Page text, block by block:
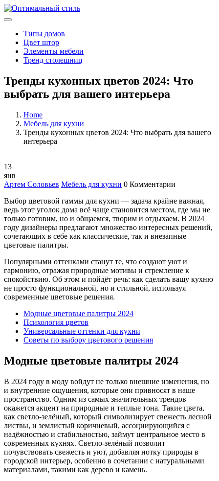
Типы домов
Цвет штор
Элементы мебели
Тренд столешниц
Тренды кухонных цветов 2024: Что
выбрать для вашего интерьера
Home
Мебель для кухни
Тренды кухонных цветов 2024: Что выбрать для вашего
интерьера
13
янв
Артем Соловьев Мебель для кухни 0 Комментарии
Выбор цветовой гаммы для кухни — задача крайне важная,
ведь этот уголок дома всё чаще становится местом, где мы не
только готовим, но и общаемся, творим и отдыхаем. В 2024
году дизайнеры предлагают множество интересных решений,
сочетающих в себе как классические, так и внезапные
цветовые палитры.
Популярными оттенками станут те, что создают уют и
гармонию, отражая природные мотивы и стремление к
спокойствию. Об этом и пойдёт речь: как сделать вашу кухню
не просто функциональной, но и стильной, используя
современные цветовые решения.
Модные цветовые палитры 2024
Психология цветов
Универсальные оттенки для кухни
Советы по выбору цветового решения
Модные цветовые палитры 2024
В 2024 году в моду войдут не только внешние изменения, но
и внутренние ощущения, которые они привносят в наше
пространство. Одним из самых значительных трендов
окажется акцент на природные и теплые тона. Такие цвета,
как светло-зелёный, который символизирует свежесть лесной
листвы, и землистый коричневый, ассоциирующийся с
надёжностью и стабильностью, займут центральное место в
современных кухнях. Светло-зелёный позволит
почувствовать свежесть и уют, добавляя нотку природы в
городской интерьер, особенно в сочетании с натуральными
материалами, такими как дерево и камень.